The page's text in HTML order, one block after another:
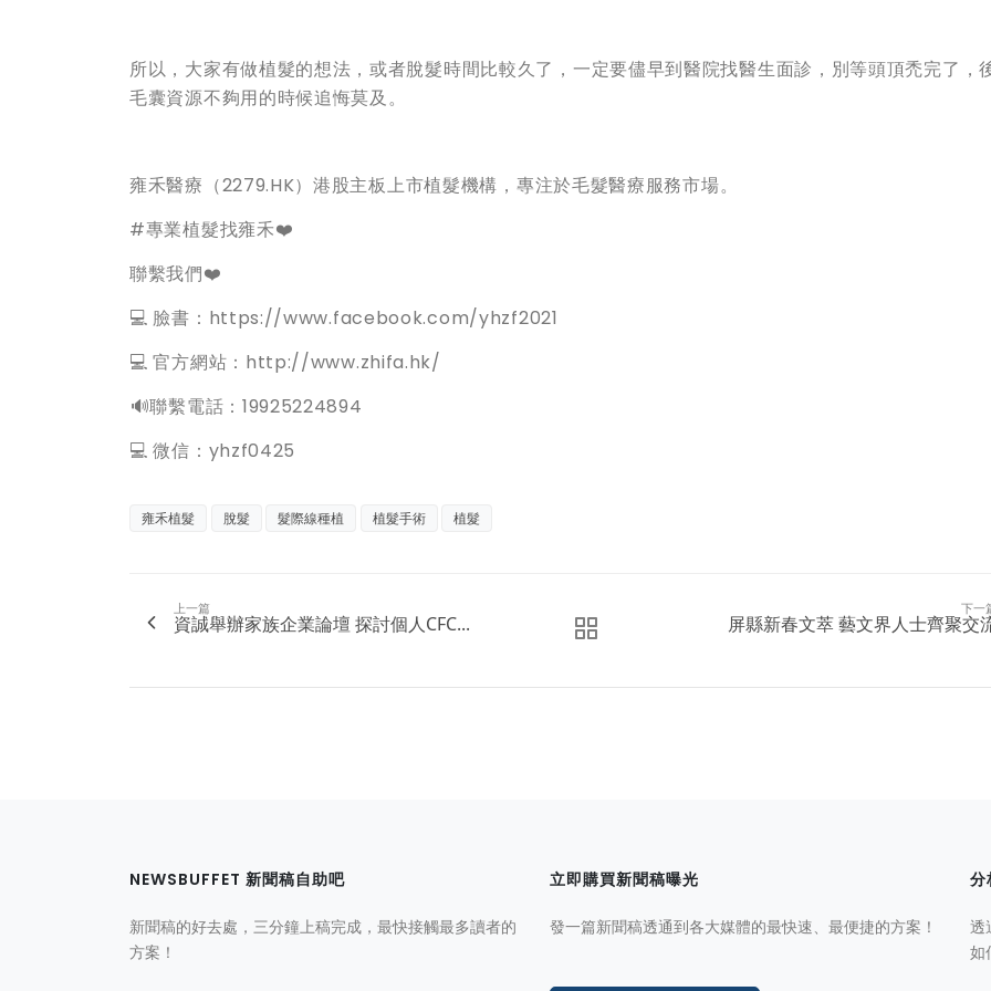
所以，大家有做植髮的想法，或者脫髮時間比較久了，一定要儘早到醫院找醫生面診，別等頭頂禿完了，
毛囊資源不夠用的時候追悔莫及。
雍禾醫療（2279.HK）港股主板上市植髮機構，專注於毛髮醫療服務市場。
#專業植髮找雍禾❤️
聯繫我們❤️
💻 臉書：https://www.facebook.com/yhzf2021
💻 官方網站：http://www.zhifa.hk/
️🔊聯繫電話：19925224894
💻 微信：yhzf0425
雍禾植髮 脫髮 髮際線種植 植髮手術 植髮
上一篇
資誠舉辦家族企業論壇 探討個人CFC...
下一
屏縣新春文萃 藝文界人士齊聚交
NEWSBUFFET 新聞稿自助吧
新聞稿的好去處，三分鐘上稿完成，最快接觸最多讀者的
方案！
立即購買新聞稿曝光
發一篇新聞稿透通到各大媒體的最快速、最便捷的方案！
分
透
如